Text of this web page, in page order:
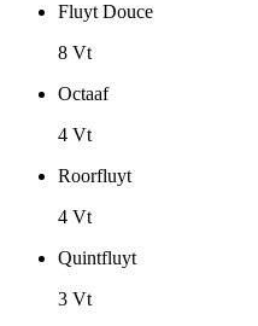
Fluyt Douce
8 Vt
Octaaf
4 Vt
Roorfluyt
4 Vt
Quintfluyt
3 Vt